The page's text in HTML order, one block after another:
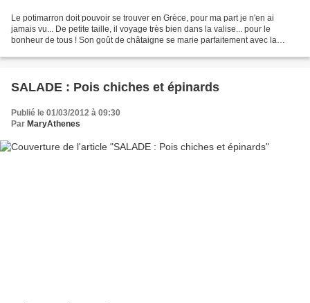
Le potimarron doit pouvoir se trouver en Grèce, pour ma part je n'en ai
jamais vu... De petite taille, il voyage très bien dans la valise... pour le
bonheur de tous ! Son goût de châtaigne se marie parfaitement avec la
SALADE : Pois chiches et épinards
Publié le 01/03/2012 à 09:30
Par MaryAthenes